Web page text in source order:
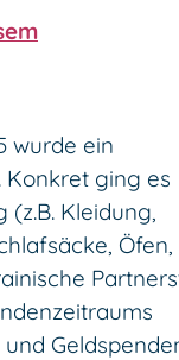
wurde ein
ging es
Kleidung,
Öfen,